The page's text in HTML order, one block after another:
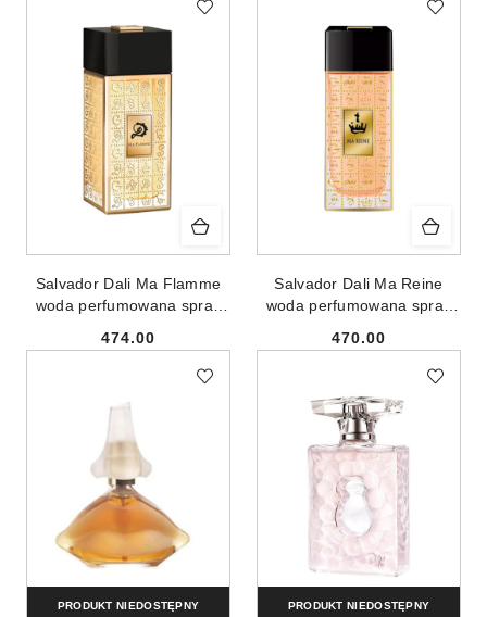
Salvador Dali Ma Flamme
woda perfumowana spray
Cena:
474.00
Salvador Dali Ma Reine
woda perfumowana spray
Cena:
470.00
PRODUKT NIEDOSTĘPNY PRODUKT NIEDOSTĘPNY